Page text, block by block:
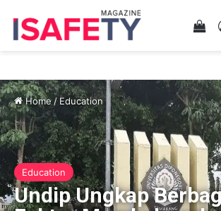
Home / Education
Education
Undip Ungkap